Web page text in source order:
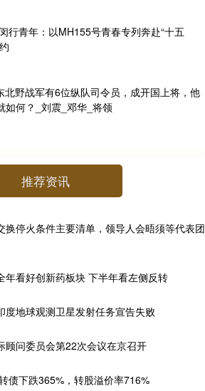
行青年：以MH155号青春专列奔赴“十五
北野战军有6位纵队司令员，成开国上将，他
如何？_刘震_邓华_将领
推荐资讯
换停火条件主要清单，领导人会晤须等代表团
年看好创新药板块 下半年看左侧反转
度地球观测卫星发射任务宣告失败
顾问委员会第22次会议在京召开
债下跌365%，转股溢价率716%